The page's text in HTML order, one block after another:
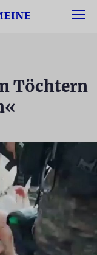
Töchtern